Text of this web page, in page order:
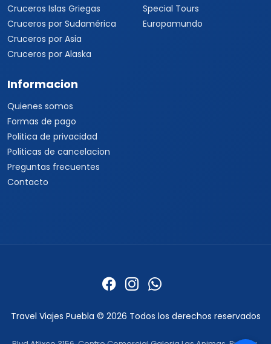
Cruceros Islas Griegas
Cruceros por Sudamérica
Cruceros por Asia
Cruceros por Alaska
Special Tours
Europamundo
Informacion
Quienes somos
Formas de pago
Politica de privacidad
Politicas de cancelacion
Preguntas frecuentes
Contacto
Travel Viajes Puebla © 2026 Todos los derechos reservados